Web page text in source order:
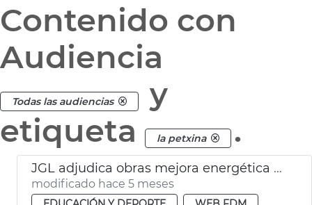
Contenido con
Audiencia
Todas las audiencias
y
etiqueta
la petxina .
JGL adjudica obras mejora energética centro deportivo la Petxina València
modificado hace 5 meses